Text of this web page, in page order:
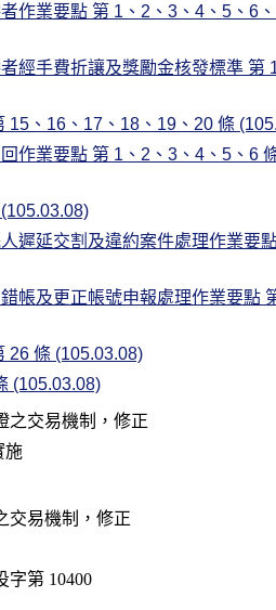
作業要點 第 1、2、3、4、5、6
經手費折讓及獎勵金核發標準 第
、16、17、18、19、20 條
作業要點 第 1、2、3、4、5、6
遲延交割及違約案件處理作業要
帳及更正帳號申報處理作業要點
26 條 (105.03.08)
(105.03.08)
之交易機制，修正
交易機制，修正
字第 10400